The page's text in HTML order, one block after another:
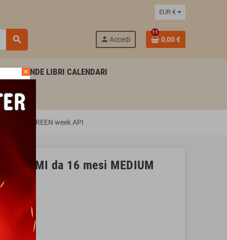
EUR €
search person Accedi
11
0,00 €
AGENDE LIBRI CALENDARI
BEE GREEN week API
LEGAMI da 16 mesi MEDIUM
close